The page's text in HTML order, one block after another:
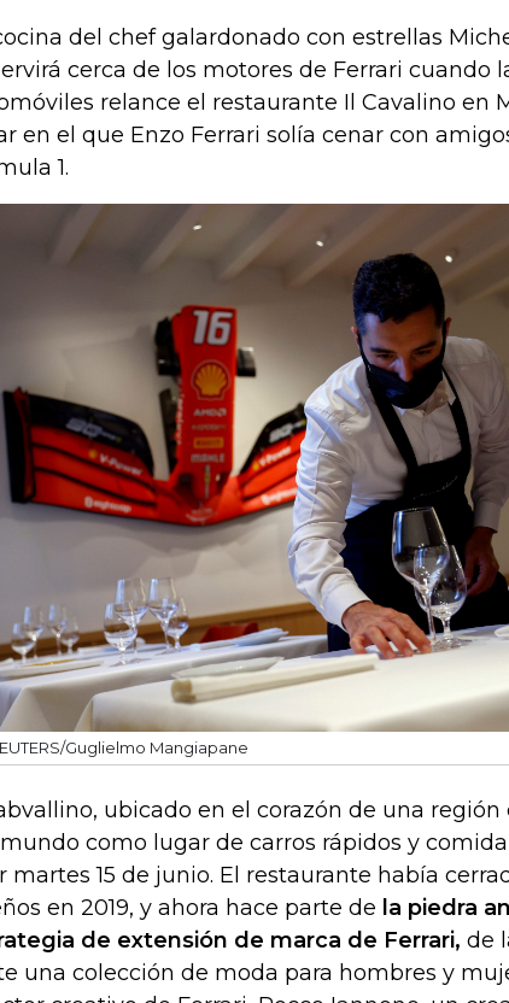
del chef galardonado con estrellas
cerca de los motores de Ferrari cuando
relance el restaurante Il Cavalino en
en el que Enzo Ferrari solía cenar con
1.
Guglielmo Mangiapane
ubicado en el corazón de una
como lugar de carros rápidos y
martes 15 de junio. El restaurante había
en 2019, y ahora hace parte de la piedra
de extensión de marca de Ferrari, de
una colección de moda para hombres y